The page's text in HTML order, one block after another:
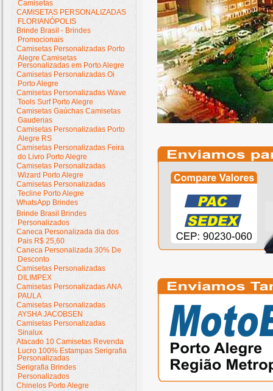
Camisetas
CAMISETAS PERSONALIZADAS
FLORIANÓPOLIS
Brinde Brasil - Brindes
Promocionais
Camisetas Personalizadas Porto
Alegre Camisetas
Personalizadas em Porto Alegre
Camisetas Personalizadas Oi
Porto Alegre
Camisetas Personalizadas Wave
Tools Surf Porto Alegre
Camisetas Gaúchas Camisetas
Gauderias
Camisetas Personalizadas Porto
Alegre RS
Camisetas Personalizadas Feira
do Livro Porto Alegre
Camisetas Personalizadas
Wizard Porto Alegre
Camisetas Personalizadas
Tecline Porto Alegre
WhatsApp Brindes
Brinde Brasil Brindes
Personalizados
Caneca Personalizada dia dos
Pais R$ 25,60
Caneca Personalizada 30% De
Desconto
Camisetas Personalizadas
DILIMPEX
Camisetas Personalizadas ANA
PAULA
Camisetas Personalizadas
AYSHA JACOBSEN
Camisetas Personalizadas
Sinalux
Atacado 10 Camisetas Revenda
Lucro 100% Estampas Serigrafia
Personalizadas
Serigrafia Brindes
Personalizados
Chinelos Porto Alegre